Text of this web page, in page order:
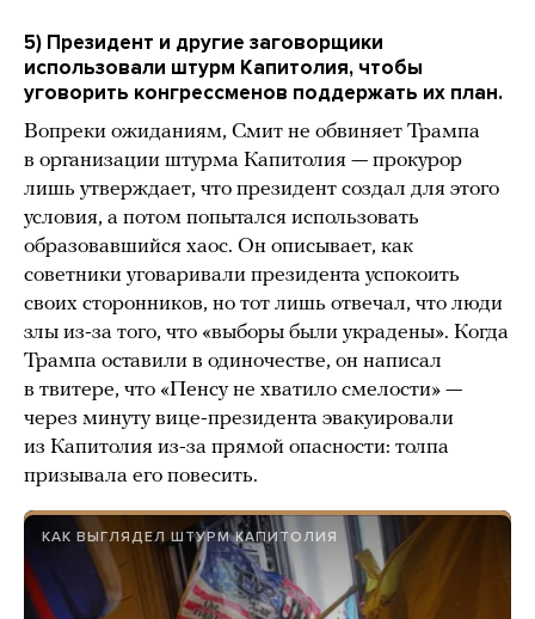
5) Президент и другие заговорщики
использовали штурм Капитолия, чтобы
уговорить конгрессменов поддержать их план.
Вопреки ожиданиям, Смит не обвиняет Трампа
в организации штурма Капитолия — прокурор
лишь утверждает, что президент создал для этого
условия, а потом попытался использовать
образовавшийся хаос. Он описывает, как
советники уговаривали президента успокоить
своих сторонников, но тот лишь отвечал, что люди
злы из-за того, что «выборы были украдены». Когда
Трампа оставили в одиночестве, он написал
в твитере, что «Пенсу не хватило смелости» —
через минуту вице-президента эвакуировали
из Капитолия из-за прямой опасности: толпа
призывала его повесить.
КАК ВЫГЛЯДЕЛ ШТУРМ КАПИТОЛИЯ